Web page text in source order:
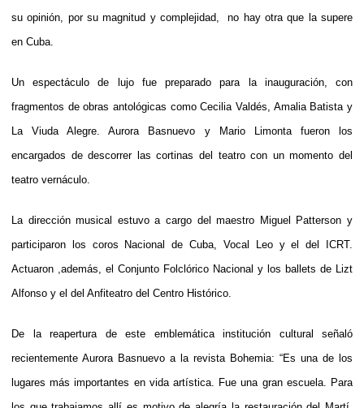
su opinión, por su magnitud y complejidad, no hay otra que la supere
en Cuba.
Un espectáculo de lujo fue preparado para la inauguración, con
fragmentos de obras antológicas como Cecilia Valdés, Amalia Batista y
La Viuda Alegre. Aurora Basnuevo y Mario Limonta fueron los
encargados de descorrer las cortinas del teatro con un momento del
teatro vernáculo.
La dirección musical estuvo a cargo del maestro Miguel Patterson y
participaron los coros Nacional de Cuba, Vocal Leo y el del ICRT.
Actuaron ,además, el Conjunto Folclórico Nacional y los ballets de Lizt
Alfonso y el del Anfiteatro del Centro Histórico.
De la reapertura de este emblemática institución cultural señaló
recientemente Aurora Basnuevo a la revista Bohemia: “Es una de los
lugares más importantes en vida artística. Fue una gran escuela. Para